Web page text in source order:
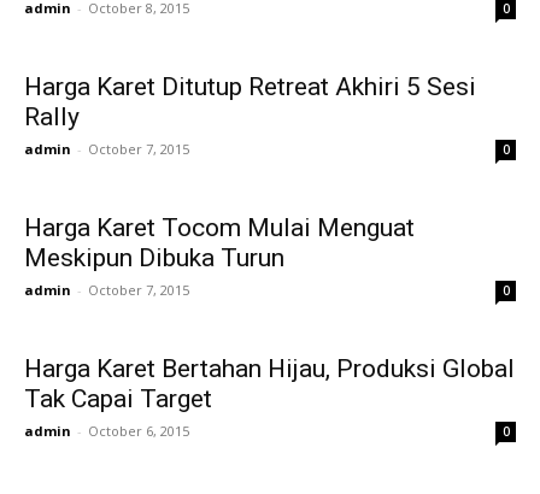
admin - October 8, 2015 0
Harga Karet Ditutup Retreat Akhiri 5 Sesi
Rally
admin - October 7, 2015 0
Harga Karet Tocom Mulai Menguat
Meskipun Dibuka Turun
admin - October 7, 2015 0
Harga Karet Bertahan Hijau, Produksi Global
Tak Capai Target
admin - October 6, 2015 0